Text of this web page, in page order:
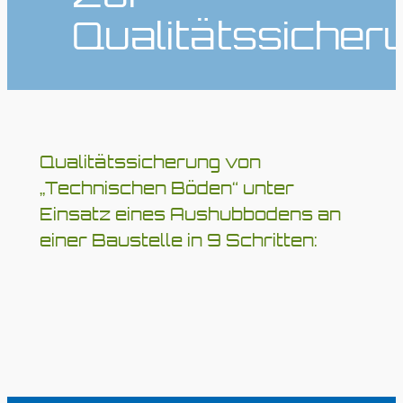
Qualitätssicherung von
„Technischen Böden“ unter
Einsatz eines Aushubbodens an
einer Baustelle in 9 Schritten: